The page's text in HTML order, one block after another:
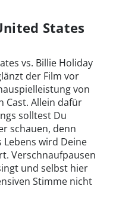
States
vs. Billie Holiday
der Film vor
von
Cast. Allein dafür
solltest Du
schauen, denn
wird Deine
Verschnaufpausen
und selbst hier
Stimme nicht